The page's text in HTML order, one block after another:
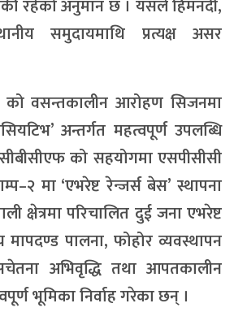
रहेको अनुमान छ । यसले हिमनदी,
समुदायमाथि प्रत्यक्ष असर
वसन्तकालीन आरोहण सिजनमा
अन्तर्गत महत्वपूर्ण उपलब्धि
को सहयोगमा एसपीसीसी
मा ‘एभरेष्ट रेन्जर्स बेस’ स्थापना
क्षेत्रमा परिचालित दुई जना एभरेष्ट
मापदण्ड पालना, फोहोर व्यवस्थापन
अभिवृद्धि तथा आपतकालीन
भूमिका निर्वाह गरेका छन् ।